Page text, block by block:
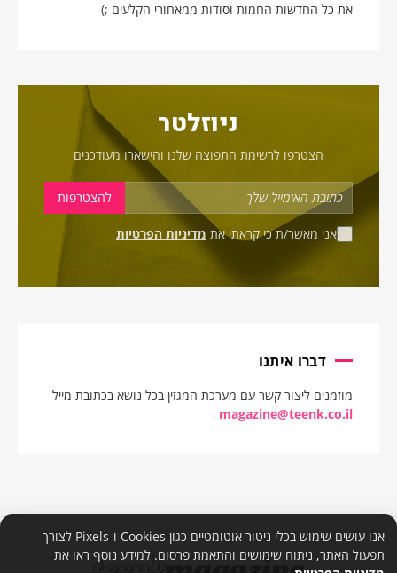
את כל החדשות החמות וסודות ממאחורי הקלעים ;)
ניוזלטר
הצטרפו לרשימת התפוצה שלנו והישארו מעודכנים
אני מאשר/ת כי קראתי את מדיניות הפרטיות
דברו איתנו
מוזמנים ליצור קשר עם מערכת המגזין בכל נושא בכתובת מייל
magazine@teenk.co.il
אנו עושים שימוש בכלי ניטור אוטומטיים כגון Cookies ו-Pixels לצורך
תפעול האתר, ניתוח שימושים והתאמת פרסום. למידע נוסף ראו את